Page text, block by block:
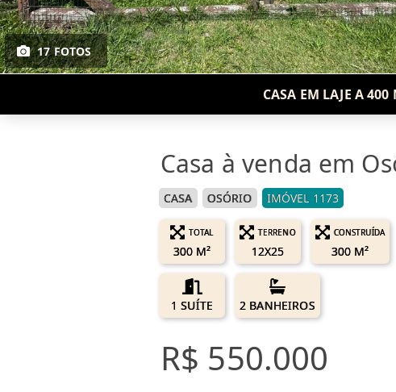
17 FOTOS
CASA EM LAJE A
Casa à venda em
CASA OSÓRIO IMÓVEL 1173
TOTAL
300 M²
TERRENO
12X25
CONSTRUÍDA
300 M²
1 SUÍTE 2 BANHEIROS
R$ 550.000